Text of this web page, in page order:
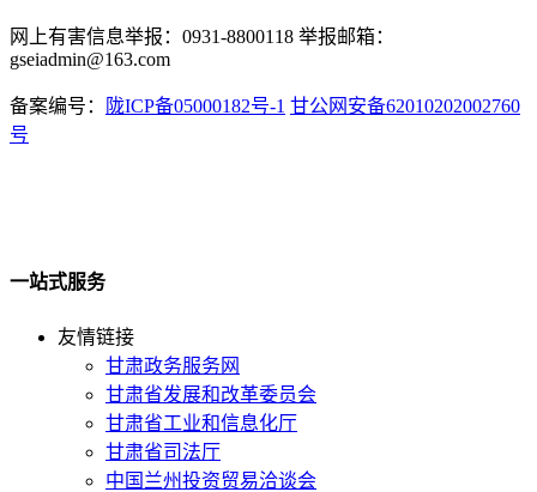
网上有害信息举报：0931-8800118 举报邮箱：
gseiadmin@163.com
备案编号： 陇ICP备05000182号-1 甘公网安备62010202002760
号
一站式服务
友情链接
甘肃政务服务网
甘肃省发展和改革委员会
甘肃省工业和信息化厅
甘肃省司法厅
中国兰州投资贸易洽谈会